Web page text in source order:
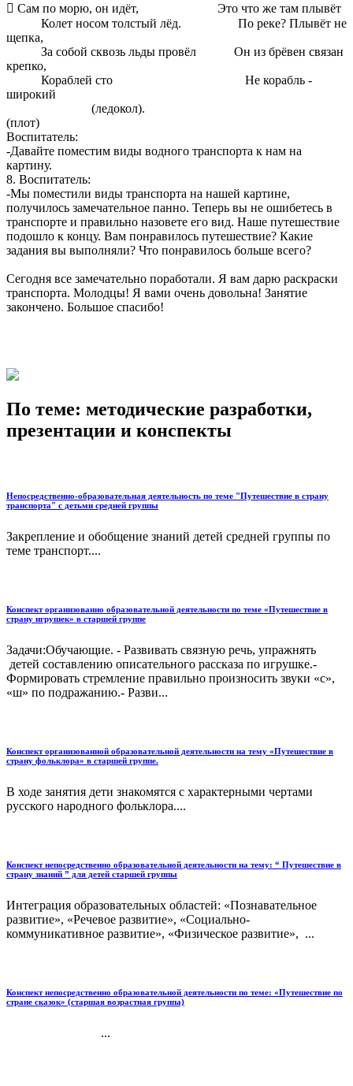
 Сам по морю, он идёт, Это что же там плывёт
Колет носом толстый лёд. По реке? Плывёт не
щепка,
За собой сквозь льды провёл Он из брёвен связан
крепко,
Кораблей сто Не корабль -
широкий
(ледокол).
(плот)
Воспитатель:
-Давайте поместим виды водного транспорта к нам на
картину.
8. Воспитатель:
-Мы поместили виды транспорта на нашей картине,
получилось замечательное панно. Теперь вы не ошибетесь в
транспорте и правильно назовете его вид. Наше путешествие
подошло к концу. Вам понравилось путешествие? Какие
задания вы выполняли? Что понравилось больше всего?
Сегодня все замечательно поработали. Я вам дарю раскраски
транспорта. Молодцы! Я вами очень довольна! Занятие
закончено. Большое спасибо!
По теме: методические разработки,
презентации и конспекты
Непосредственно-образовательная деятельность по теме "Путешествие в страну
транспорта" с детьми средней группы
Закрепление и обобщение знаний детей средней группы по
теме транспорт....
Конспект организованно образовательной деятельности по теме «Путешествие в
страну игрушек» в старшей группе
Задачи:Обучающие. - Развивать связную речь, упражнять
детей составлению описательного рассказа по игрушке.-
Формировать стремление правильно произносить звуки «с»,
«ш» по подражанию.- Разви...
Конспект организованной образовательной деятельности на тему «Путешествие в
страну фольклора» в старшей группе.
В ходе занятия дети знакомятся с характерными чертами
русского народного фольклора....
Конспект непосредственно образовательной деятельности на тему: “ Путешествие в
страну знаний ” для детей старшей группы
Интеграция образовательных областей: «Познавательное
развитие», «Речевое развитие», «Социально-
коммуникативное развитие», «Физическое развитие», ...
Конспект непосредственно образовательной деятельности по теме: «Путешествие по
стране сказок» (старшая возрастная группа)
...